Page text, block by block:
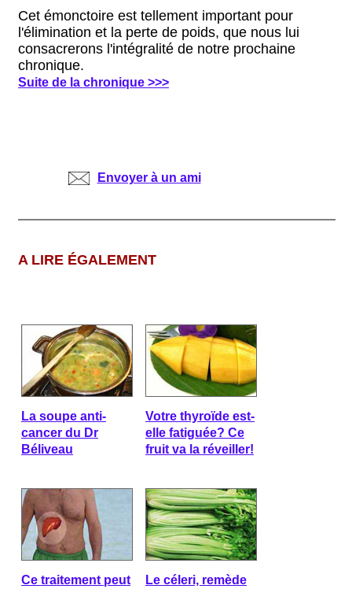
Cet émonctoire est tellement important pour
l'élimination et la perte de poids, que nous lui
consacrerons l'intégralité de notre prochaine
chronique.
Suite de la chronique >>>
Envoyer à un ami
A LIRE ÉGALEMENT
La soupe anti-
cancer du Dr
Béliveau
Votre thyroïde est-
elle fatiguée? Ce
fruit va la réveiller!
Ce traitement peut
Le céleri, remède